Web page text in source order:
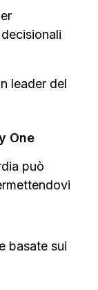
leader del
One
può
basate sui